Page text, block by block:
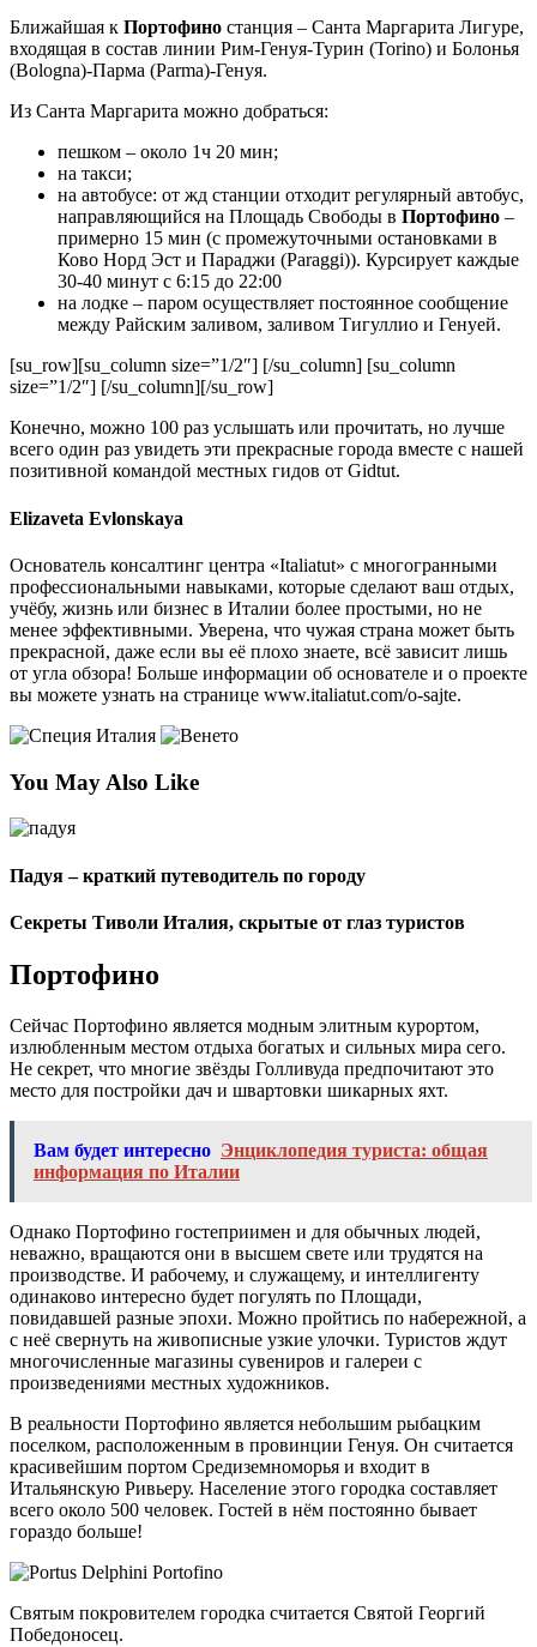
Ближайшая к Портофино станция – Санта Маргарита Лигуре,
входящая в состав линии Рим-Генуя-Турин (Torino) и Болонья
(Bologna)-Парма (Parma)-Генуя.
Из Санта Маргарита можно добраться:
пешком – около 1ч 20 мин;
на такси;
на автобусе: от жд станции отходит регулярный автобус,
направляющийся на Площадь Свободы в Портофино –
примерно 15 мин (с промежуточными остановками в
Ково Норд Эст и Параджи (Paraggi)). Курсирует каждые
30-40 минут с 6:15 до 22:00
на лодке – паром осуществляет постоянное сообщение
между Райским заливом, заливом Тигуллио и Генуей.
[su_row][su_column size=”1/2″] [/su_column] [su_column
size=”1/2″] [/su_column][/su_row]
Конечно, можно 100 раз услышать или прочитать, но лучше
всего один раз увидеть эти прекрасные города вместе с нашей
позитивной командой местных гидов от Gidtut.
Elizaveta Evlonskaya
Основатель консалтинг центра «Italiatut» с многогранными
профессиональными навыками, которые сделают ваш отдых,
учёбу, жизнь или бизнес в Италии более простыми, но не
менее эффективными. Уверена, что чужая страна может быть
прекрасной, даже если вы её плохо знаете, всё зависит лишь
от угла обзора! Больше информации об основателе и о проекте
вы можете узнать на странице www.italiatut.com/o-sajte.
You May Also Like
Падуя – краткий путеводитель по городу
Секреты Тиволи Италия, скрытые от глаз туристов
Портофино
Сейчас Портофино является модным элитным курортом,
излюбленным местом отдыха богатых и сильных мира сего.
Не секрет, что многие звёзды Голливуда предпочитают это
место для постройки дач и швартовки шикарных яхт.
Вам будет интересно Энциклопедия туриста: общая
информация по Италии
Однако Портофино гостеприимен и для обычных людей,
неважно, вращаются они в высшем свете или трудятся на
производстве. И рабочему, и служащему, и интеллигенту
одинаково интересно будет погулять по Площади,
повидавшей разные эпохи. Можно пройтись по набережной, а
с неё свернуть на живописные узкие улочки. Туристов ждут
многочисленные магазины сувениров и галереи с
произведениями местных художников.
В реальности Портофино является небольшим рыбацким
поселком, расположенным в провинции Генуя. Он считается
красивейшим портом Средиземноморья и входит в
Итальянскую Ривьеру. Население этого городка составляет
всего около 500 человек. Гостей в нём постоянно бывает
гораздо больше!
Святым покровителем городка считается Святой Георгий
Победоносец.